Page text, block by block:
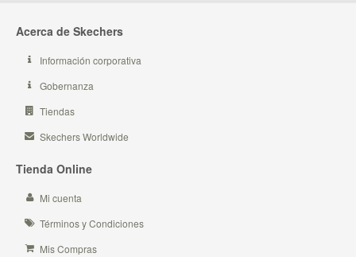
Acerca de Skechers
Información corporativa
Gobernanza
Tiendas
Skechers Worldwide
Tienda Online
Mi cuenta
Términos y Condiciones
Mis Compras